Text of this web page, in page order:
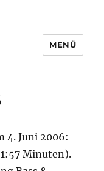
MENÜ
4. Juni 2006:
Minuten).